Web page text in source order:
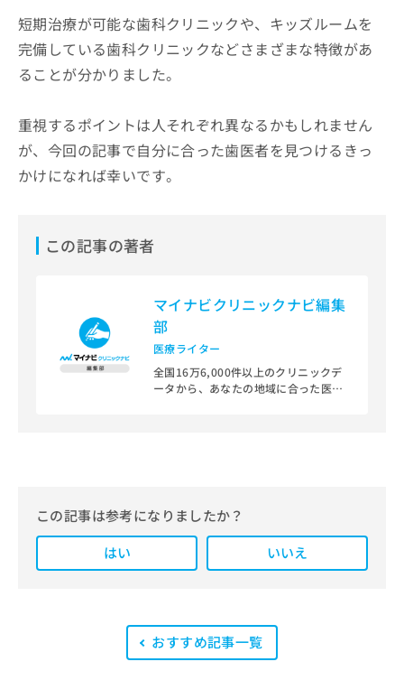
短期治療が可能な歯科クリニックや、キッズルームを
完備している歯科クリニックなどさまざまな特徴があ
ることが分かりました。
重視するポイントは人それぞれ異なるかもしれません
が、今回の記事で自分に合った歯医者を見つけるきっ
かけになれば幸いです。
この記事の著者
マイナビクリニックナビ編集
部
医療ライター
全国16万6,000件以上のクリニックデ
ータから、あなたの地域に合った医療
また、医療広告ガイドラインに準拠し
た編集体制を整えており、編集部内に
は、一般社団法人薬機法医療法規格協
います。
この記事は参考になりましたか？
はい
いいえ
おすすめ記事一覧